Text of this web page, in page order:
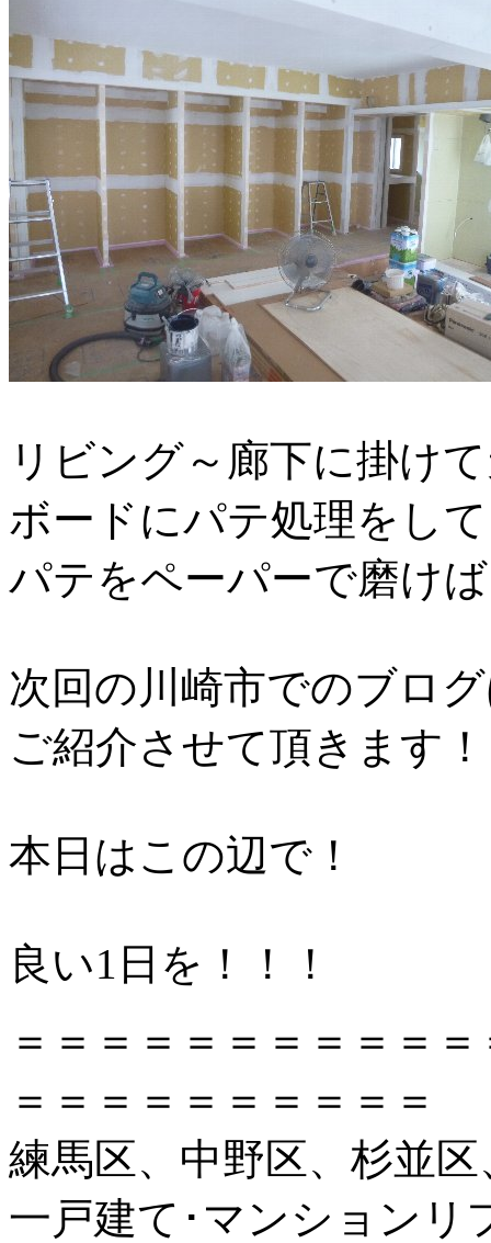
リビング～廊下に掛け
ボードにパテ処理をし
パテをペーパーで磨け
次回の川崎市でのブロ
ご紹介させて頂きます！
本日はこの辺で！
良い1日を！！！
＝＝＝＝＝＝＝＝＝＝
＝＝＝＝＝＝＝＝＝＝
練馬区、中野区、杉並
一戸建て･マンション